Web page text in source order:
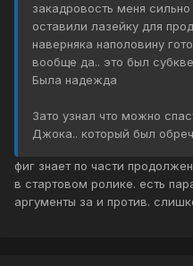
закадровость меня
оставили лазейку для
наверняка наполовину
вообще да.. это был
Была надежда
Зато узнал что можно
Джока.. который был
фиг знает по части
в стартовом ролике. есть
аргументы за и против.